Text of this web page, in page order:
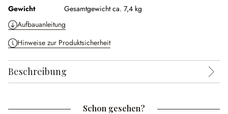
Gewicht
Gesamtgewicht ca. 7,4 kg
Aufbauanleitung
Hinweise zur Produktsicherheit
Beschreibung
Schon gesehen?